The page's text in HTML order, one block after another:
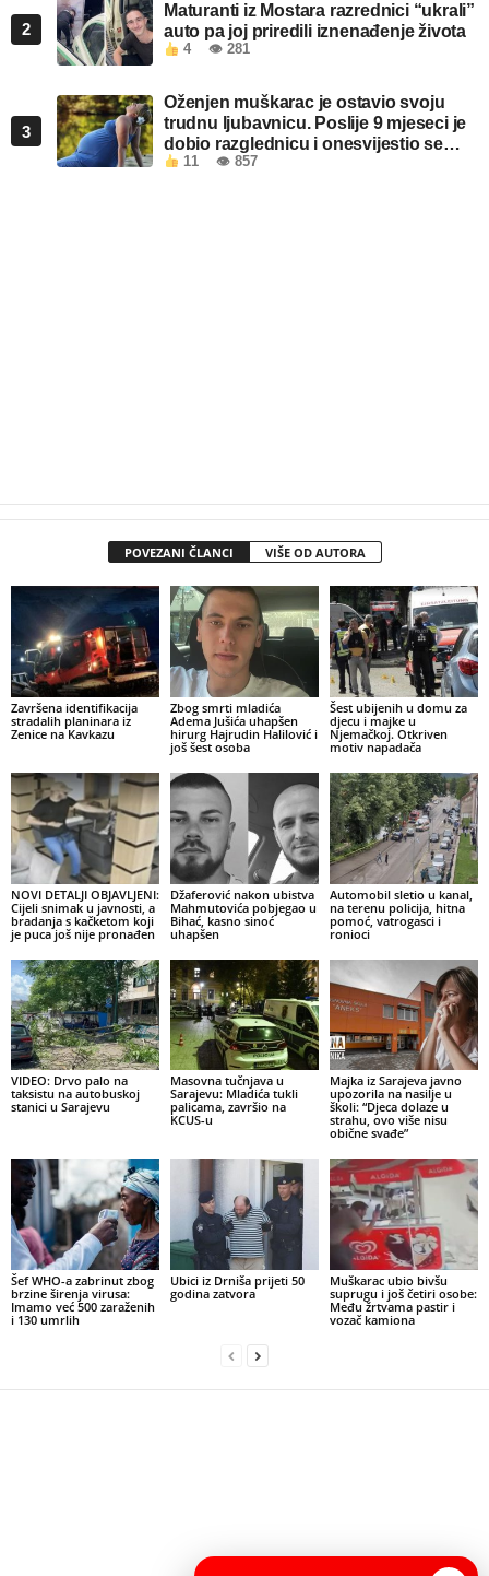
2
Maturanti iz Mostara razrednici “ukrali”
auto pa joj priredili iznenađenje života
4 👁 281
3
Oženjen muškarac je ostavio svoju
trudnu ljubavnicu. Poslije 9 mjeseci je
dobio razglednicu i onesvijestio se
kada je pročitao šta piše!
11 👁 857
POVEZANI ČLANCI VIŠE OD AUTORA
Završena identifikacija
stradalih planinara iz
Zenice na Kavkazu
Zbog smrti mladića
Adema Jušića uhapšen
hirurg Hajrudin Halilović i
još šest osoba
Šest ubijenih u domu za
djecu i majke u
Njemačkoj. Otkriven
motiv napadača
NOVI DETALJI OBJAVLJENI:
Cijeli snimak u javnosti, a
bradanja s kačketom koji
je puca još nije pronađen
Džaferović nakon ubistva
Mahmutovića pobjegao u
Bihać, kasno sinoć
uhapšen
Automobil sletio u kanal,
na terenu policija, hitna
pomoć, vatrogasci i
ronioci
VIDEO: Drvo palo na
taksistu na autobuskoj
stanici u Sarajevu
Masovna tučnjava u
Sarajevu: Mladića tukli
palicama, završio na
KCUS-u
Majka iz Sarajeva javno
upozorila na nasilje u
školi: “Djeca dolaze u
strahu, ovo više nisu
obične svađe”
Šef WHO-a zabrinut zbog
brzine širenja virusa:
Imamo već 500 zaraženih
i 130 umrlih
Ubici iz Drniša prijeti 50
godina zatvora
Muškarac ubio bivšu
suprugu i još četiri osobe:
Među žrtvama pastir i
vozač kamiona